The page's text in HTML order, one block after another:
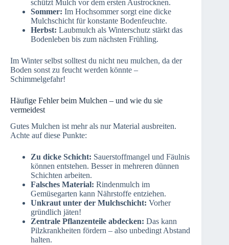
schützt Mulch vor dem ersten Austrocknen.
Sommer: Im Hochsommer sorgt eine dicke
Mulchschicht für konstante Bodenfeuchte.
Herbst: Laubmulch als Winterschutz stärkt das
Bodenleben bis zum nächsten Frühling.
Im Winter selbst solltest du nicht neu mulchen, da der
Boden sonst zu feucht werden könnte –
Schimmelgefahr!
Häufige Fehler beim Mulchen – und wie du sie
vermeidest
Gutes Mulchen ist mehr als nur Material ausbreiten.
Achte auf diese Punkte:
Zu dicke Schicht: Sauerstoffmangel und Fäulnis
können entstehen. Besser in mehreren dünnen
Schichten arbeiten.
Falsches Material: Rindenmulch im
Gemüsegarten kann Nährstoffe entziehen.
Unkraut unter der Mulchschicht: Vorher
gründlich jäten!
Zentrale Pflanzenteile abdecken: Das kann
Pilzkrankheiten fördern – also unbedingt Abstand
halten.